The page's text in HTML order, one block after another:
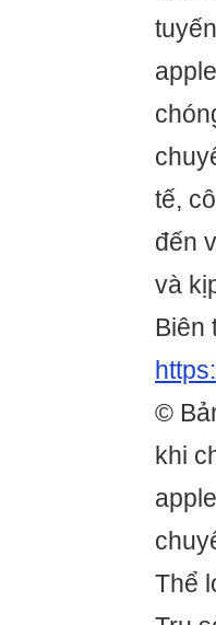
tế,
đến
và
Biên
©
khi
Thể